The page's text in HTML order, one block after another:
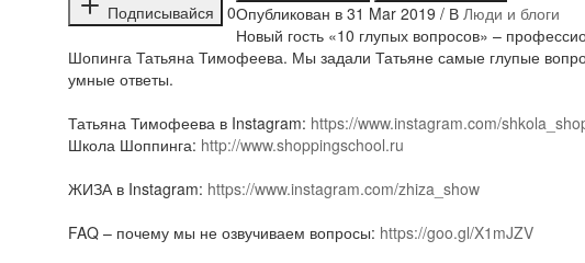
Подписывайся
0Опубликован в 31 Mar 2019 / В Люди и блоги
Новый гость «10 глупых вопросов» –
Шопинга Татьяна Тимофеева. Мы задали Татьяне самые глупые
умные ответы.
Татьяна Тимофеева в Instagram: https://www.instagram.com/
Школа Шоппинга: http://www.shoppingschool.ru
ЖИЗА в Instagram: https://www.instagram.com/zhiza_show
FAQ – почему мы не озвучиваем вопросы: https://goo.gl/X1mJZV